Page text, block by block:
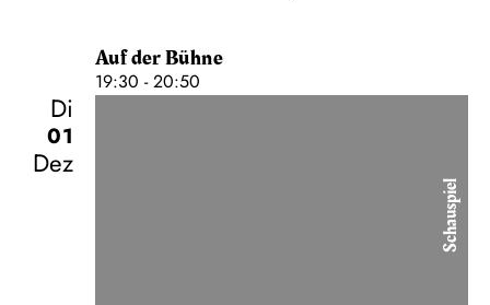
Auf der Bühne
19:30 - 20:50
Di
01
Dez
Schauspiel